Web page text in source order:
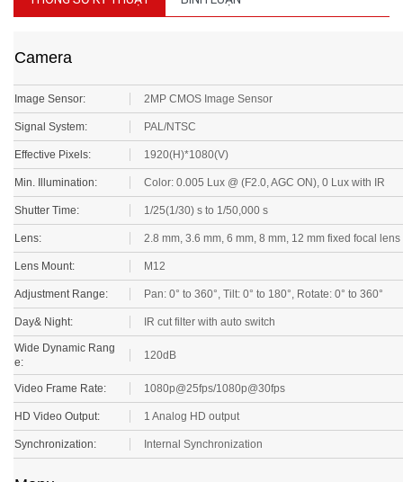
Image Sensor: 2MP CMOS Image Sensor
Signal System: PAL/NTSC
Effective Pixels: 1920(H)*1080(V)
Min. Illumination: Color: 0.005 Lux @ (F2.0, AGC ON), 0 Lux with IR
Shutter Time: 1/25(1/30) s to 1/50,000 s
Lens: 2.8 mm, 3.6 mm, 6 mm, 8 mm, 12 mm fixed focal lens
Lens Mount: M12
Adjustment Range: Pan: 0° to 360°, Tilt: 0° to 180°, Rotate: 0° to 360°
Day& Night: IR cut filter with auto switch
Wide Dynamic Rang
e:
Video Frame Rate: 1080p@25fps/1080p@30fps
HD Video Output: 1 Analog HD output
Synchronization: Internal Synchronization